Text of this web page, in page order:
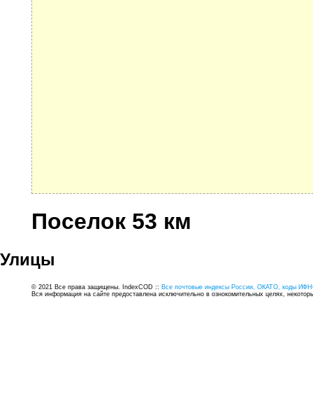
Поселок 53 км
Улицы
© 2021 Все права защищены. IndexCOD :: Все почтовые индексы России, ОКАТО, коды
Вся информация на сайте предоставлена исключительно в ознокомительных целях,